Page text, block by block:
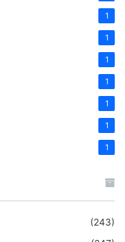
1
1
1
1
1
1
1
(243)